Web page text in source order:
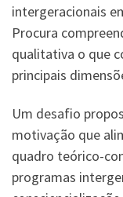
intergeracionais
Procura
qualitativa o que
principais
Um desafio
motivação que
quadro teórico-
programas